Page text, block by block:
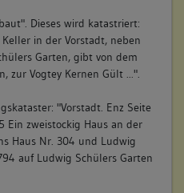
Dieses wird katastriert:
in der Vorstadt, neben
Garten, gibt von dem
zur Vogtey Kernen Gült ...".
"Vorstadt. Enz Seite
Ein zweistockig Haus an der
Haus Nr. 304 und Ludwig
auf Ludwig Schülers Garten